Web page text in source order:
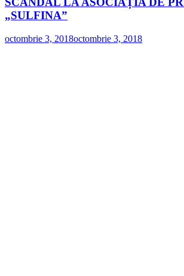
„SULFINA”
octombrie 3, 2018octombrie 3, 2018